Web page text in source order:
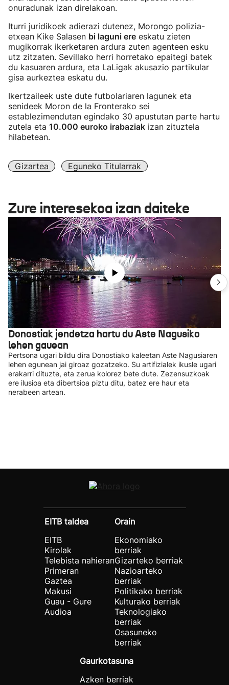
onuradunak izan direlakoan.
Iturri juridikoek adierazi dutenez, Morongo polizia-
etxean Kike Salasen bi laguni ere eskatu zieten
mugikorrak ikerketaren ardura zuten agenteen esku
utz zitzaten. Sevillako herri horretako epaitegi batek
du kasuaren ardura, eta LaLigak akusazio partikular
gisa aurkeztea eskatu du.
Ikertzaileek uste dute futbolariaren lagunek eta
senideek Moron de la Fronterako sei
establezimendutan egindako 30 apustutan parte hartu
zutela eta 10.000 euroko irabaziak izan zituztela
hilabetean.
Gizartea Eguneko Titularrak
Zure interesekoa izan daiteke
Donostiak jendetza hartu du Aste Nagusiko
lehen gauean
Pertsona ugari bildu dira Donostiako kaleetan Aste Nagusiaren
lehen egunean jai giroaz gozatzeko. Su artifizialek ikusle ugari
erakarri dituzte, eta zerua kolorez bete dute. Zezensuzkoak
ere ilusioa eta dibertsioa piztu ditu, batez ere haur eta
nerabeen artean.
EITB taldea
EITB
Kirolak
Telebista nahieran
Primeran
Gaztea
Makusi
Guau - Gure
Audioa
Orain
Ekonomiako
berriak
Gizarteko berriak
Nazioarteko
berriak
Politikako berriak
Kulturako berriak
Teknologiako
berriak
Osasuneko
berriak
Gaurkotasuna
Azken berriak